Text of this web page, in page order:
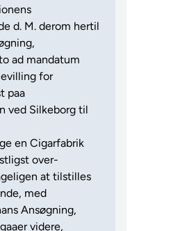
d. M. derom hertil
ad mandatum
for
paa
ved Silkeborg til
en Cigarfabrik
over-
at tilstilles
med
Ansøgning,
videre,